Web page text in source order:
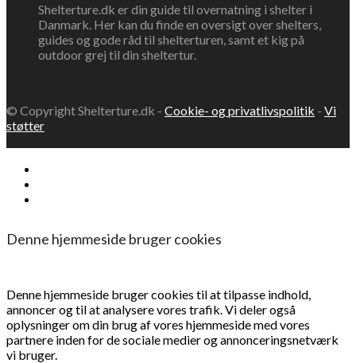
Shelterture.dk er din guide til overnatning i shelter i
Danmark. Her kan du finde en oversigt over shelters,
guides og gode råd til shelterturen, samt et kig på
outdoor grej til din sheltertur.
© Copyright Shelterture.dk - Cookie- og privatlivspolitik - Vi
støtter
Denne hjemmeside bruger cookies
Denne hjemmeside bruger cookies til at tilpasse indhold,
annoncer og til at analysere vores trafik. Vi deler også
oplysninger om din brug af vores hjemmeside med vores
partnere inden for de sociale medier og annonceringsnetværk
vi bruger.